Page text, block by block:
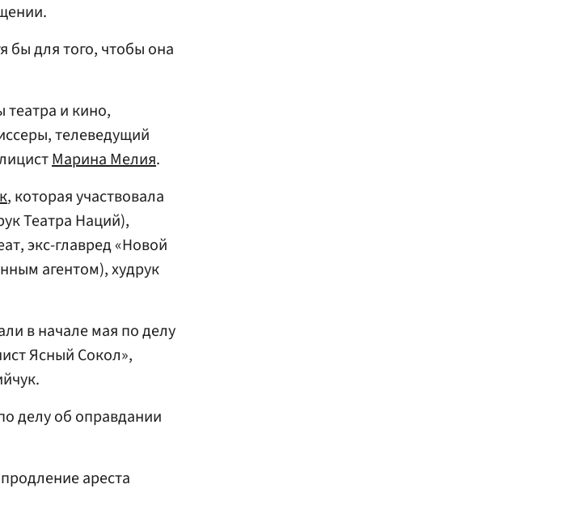
бы для того, чтобы она
театра и кино,
телеведущий
Марина Мелия.
, которая участвовала
Театра Наций),
экс-главред «Новой
агентом), худрук
в начале мая по делу
Ясный Сокол»,
делу об оправдании
ареста